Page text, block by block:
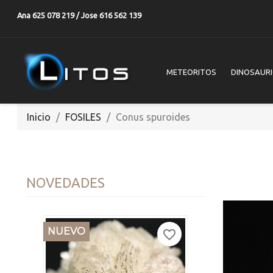
Ana 625 078 219 / Jose 616 562 139
METEORITOS
Inicio FOSILES Conus spuroides
NOVEDADES
NUEVO favorite_border